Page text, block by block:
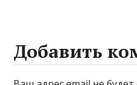
Добавить